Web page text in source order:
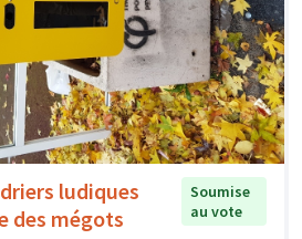
ludiques
des mégots
Soumise
au vote